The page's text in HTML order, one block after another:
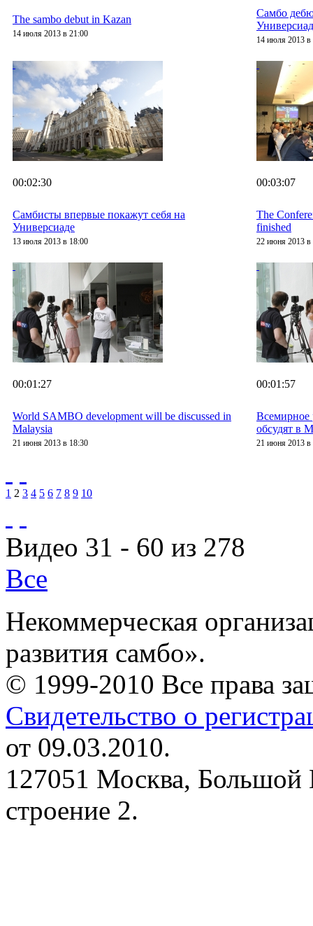
The sambo debut in Kazan
14 июля 2013 в 21:00
Самбо
14 июля 2013 в
00:02:30
Самбисты впервые покажут себя на
Универсиаде
13 июля 2013 в 18:00
00:03:07
The
finished
22 июня 2013 в
00:01:27
World SAMBO development will be discussed in
Malaysia
21 июня 2013 в 18:30
00:01:57
обсудят в
21 июня 2013 в
1 2 3 4 5 6 7 8 9 10
Видео 31 - 60 из 278
Все
Некоммерческая
развития самбо».
© 1999-2010 Все права
Свидетельство о
от 09.03.2010.
127051 Москва, Большой
строение 2.